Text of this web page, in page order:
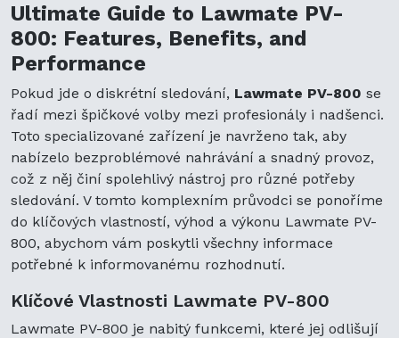
Ultimate Guide to Lawmate PV-
800: Features, Benefits, and
Performance
Pokud jde o diskrétní sledování, Lawmate PV-800 se
řadí mezi špičkové volby mezi profesionály i nadšenci.
Toto specializované zařízení je navrženo tak, aby
nabízelo bezproblémové nahrávání a snadný provoz,
což z něj činí spolehlivý nástroj pro různé potřeby
sledování. V tomto komplexním průvodci se ponoříme
do klíčových vlastností, výhod a výkonu Lawmate PV-
800, abychom vám poskytli všechny informace
potřebné k informovanému rozhodnutí.
Klíčové Vlastnosti Lawmate PV-800
Lawmate PV-800 je nabitý funkcemi, které jej odlišují